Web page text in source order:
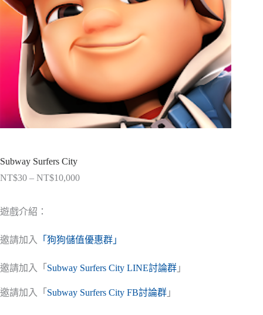
Subway Surfers City
NT$30 – NT$10,000價
NT$30
到
遊戲介紹：
邀請加入 「狗狗儲值優惠群」
邀請加入「 Subway Surfers City LINE討論群 」
邀請加入「 Subway Surfers City FB討論群 」